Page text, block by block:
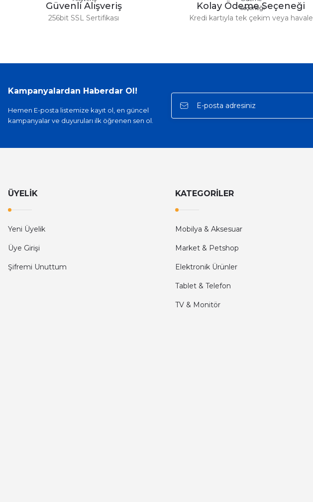
Mehmet Kenan | 18/02/2026
Hızlı kargo, iyi iletişim
Onur Kerem Öztürk | 28/07/2025
mehmet yıldız | 19/06/2025
Güvenli Alışveriş
256bit SSL Sertifikası
Kolay Ödeme Seçeneği
Kredi kartıyla tek çekim veya havale
Kampanyalardan Haberdar Ol!
Hemen E-posta listemize kayıt ol, en güncel
kampanyalar ve duyuruları ilk öğrenen sen ol.
ÜYELİK
Yeni Üyelik
Üye Girişi
Şifremi Unuttum
KATEGORİLER
Mobilya & Aksesuar
Market & Petshop
Elektronik Ürünler
Tablet & Telefon
TV & Monitör